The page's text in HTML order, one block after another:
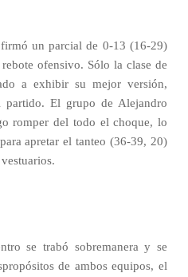
un parcial de 0-13 (16-29)
ofensivo. Sólo la clase de
a exhibir su mejor versión,
El grupo de Alejandro
romper del todo el choque, lo
apretar el tanteo (36-39, 20)
se trabó sobremanera y se
de ambos equipos, el